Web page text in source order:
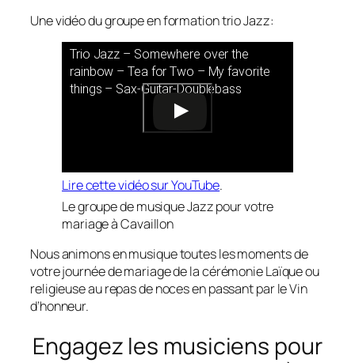
Une vidéo du groupe en formation trio Jazz:
Trio Jazz – Somewhere over the
rainbow – Tea for Two – My favorite
things – Sax-Guitar-Doublebass
Lire cette vidéo sur YouTube.
Le groupe de musique Jazz pour votre
mariage à Cavaillon
Nous animons en musique toutes les moments de
votre journée de mariage de la cérémonie Laïque ou
religieuse au repas de noces en passant par le Vin
d’honneur.
Engagez les musiciens pour